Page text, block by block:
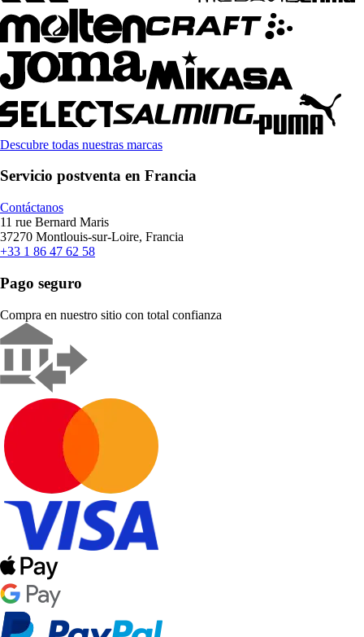
Descubre todas nuestras marcas
Servicio postventa en Francia
Contáctanos
11 rue Bernard Maris
37270 Montlouis-sur-Loire, Francia
+33 1 86 47 62 58
Pago seguro
Compra en nuestro sitio con total confianza